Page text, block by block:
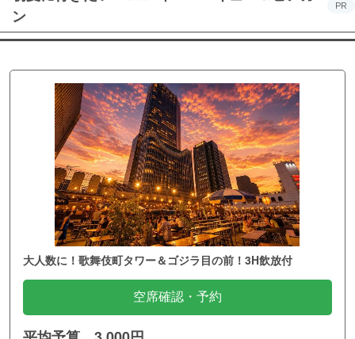
ン
PR
大人数に！歌舞伎町タワー＆ゴジラ目の前！3H飲放付
空席確認・予約